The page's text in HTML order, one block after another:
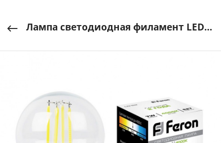
Лампа светодиодная филамент LED шар G45 LB-52 7W E27 760Lm 4000K 230V FERON арт. 25877